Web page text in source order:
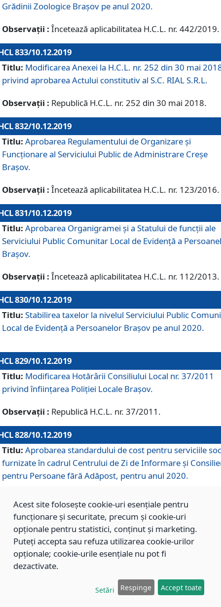
Grădinii Zoologice Braşov pe anul 2020.
Observații : Încetează aplicabilitatea H.C.L. nr. 442/2019.
833/10.12.2019
Titlu: Modificarea Anexei la H.C.L. nr. 252 din 30 mai
privind aprobarea Actului constitutiv al S.C. RIAL S.R.L.
Observații : Republică H.C.L. nr. 252 din 30 mai 2018.
832/10.12.2019
Titlu: Aprobarea Regulamentului de Organizare și
Funcționare al Serviciului Public de Administrare Creșe
Brașov.
Observații : Încetează aplicabilitatea H.C.L. nr. 123/2016.
831/10.12.2019
Titlu: Aprobarea Organigramei și a Statului de funcții ale
Serviciului Public Comunitar Local de Evidență a
Brașov.
Observații : Încetează aplicabilitatea H.C.L. nr. 112/2013.
830/10.12.2019
Titlu: Stabilirea taxelor la nivelul Serviciului Public
Local de Evidenţă a Persoanelor Braşov pe anul 2020.
829/10.12.2019
Titlu: Modificarea Hotărârii Consiliului Local nr. 37/2011
privind înființarea Poliției Locale Brașov.
Observații : Republică H.C.L. nr. 37/2011.
828/10.12.2019
Titlu: Aprobarea standardului de cost pentru serviciile
furnizate în cadrul Centrului de Zi de Informare și
pentru Persoane fără Adăpost, pentru anul 2020.
827/10.12.2019
Aprobarea standardului de cost pentru serviciile
furnizate în cadrul Centrului Rezidențial pentru Persoane
Adăpost, pentru anul 2020.
Aprobarea standardului de cost pentru serviciile
Acest site folosește cookie-uri esențiale pentru
funcționare și securitate, precum și cookie-uri
opționale pentru statistici, conținut și marketing.
Puteți accepta sau refuza utilizarea cookie-urilor
opționale; cookie-urile esențiale nu pot fi
dezactivate.
Setări Respinge Accept toate